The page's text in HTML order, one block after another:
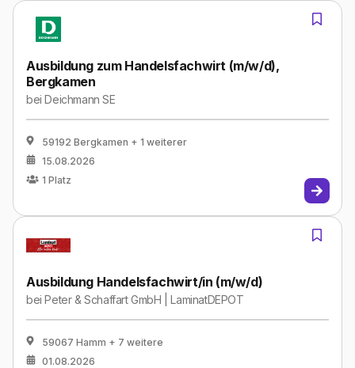
Ausbildung zum Handelsfachwirt (m/w/d),
Bergkamen
beiDeichmann SE
59192 Bergkamen + 1 weiterer
15.08.2026
1 Platz
Ausbildung Handelsfachwirt/in (m/w/d)
beiPeter & Schaffart GmbH | LaminatDEPOT
59067 Hamm + 7 weitere
01.08.2026